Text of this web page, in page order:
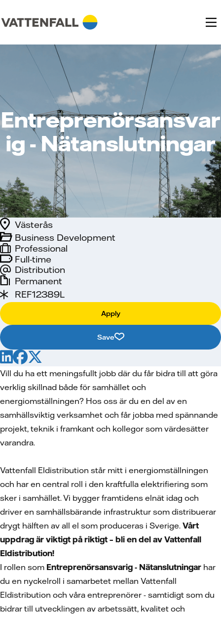
Entreprenörsansvar
ig - Nätanslutningar
Full-time
Distribution
Business Development
Västerås
Professional
Permanent
REF12389L
Apply
Save
Vill du ha ett meningsfullt jobb där du får bidra till att göra
verklig skillnad både för samhället och
energiomställningen? Hos oss är du en del av en
samhällsviktig verksamhet och får jobba med spännande
projekt, teknik i framkant och kollegor som värdesätter
varandra.
Vattenfall Eldistribution står mitt i energiomställningen
och har en central roll i den kraftfulla elektrifiering som
sker i samhället. Vi bygger framtidens elnät idag och
driver en samhällsbärande infrastruktur som distribuerar
drygt hälften av all el som produceras i Sverige. Vårt
uppdrag är viktigt på riktigt – bli en del av Vattenfall
Eldistribution!
I rollen som Entreprenörsansvarig - Nätanslutningar har
du en nyckelroll i samarbetet mellan Vattenfall
Eldistribution och våra entreprenörer - samtidigt som du
bidrar till utvecklingen av arbetssätt, kvalitet och